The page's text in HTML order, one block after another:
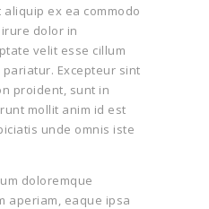
ex ea commodo
dolor in
velit esse cillum
Excepteur sint
proident, sunt in
mollit anim id est
unde omnis iste
doloremque
aperiam, eaque ipsa